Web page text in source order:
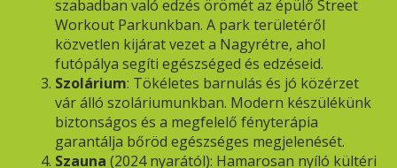
szabadban való edzés örömét az épülő Street
Workout Parkunkban. A park területéről
közvetlen kijárat vezet a Nagyrétre, ahol
futópálya segíti egészséged és edzéseid.
Szolárium: Tökéletes barnulás és jó közérzet
vár álló szoláriumunkban. Modern készülékünk
biztonságos és a megfelelő fényterápia
garantálja bőröd egészséges megjelenését.
Szauna (2024 nyarától): Hamarosan nyíló kültéri